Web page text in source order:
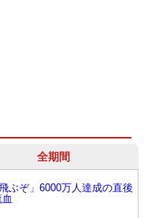
全期間
ぶぞ」6000万人達成の直後